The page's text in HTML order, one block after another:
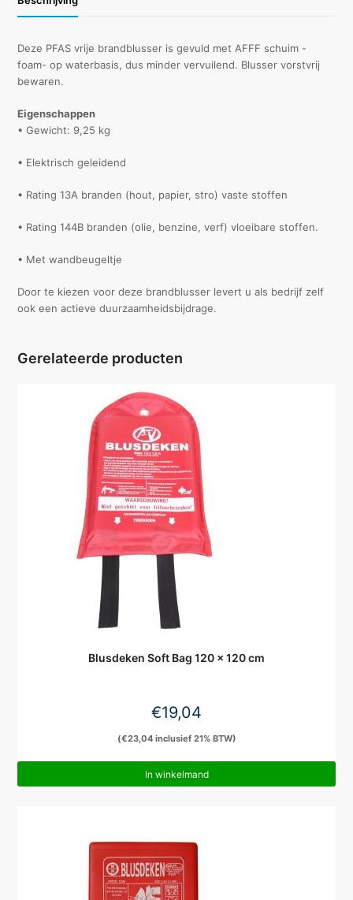
Deze PFAS vrije brandblusser is gevuld met AFFF schuim -
foam- op waterbasis, dus minder vervuilend. Blusser vorstvrij
bewaren.
Eigenschappen
• Gewicht: 9,25 kg
• Elektrisch geleidend
• Rating 13A branden (hout, papier, stro) vaste stoffen
• Rating 144B branden (olie, benzine, verf) vloeibare stoffen.
• Met wandbeugeltje
Door te kiezen voor deze brandblusser levert u als bedrijf zelf
ook een actieve duurzaamheidsbijdrage.
Gerelateerde producten
Blusdeken Soft Bag 120 x 120 cm
€19,04
(€23,04inclusief 21% BTW)
In winkelmand